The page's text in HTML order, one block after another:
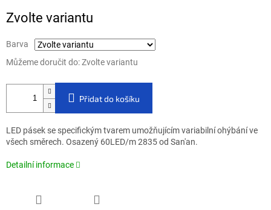
Zvolte variantu
Barva
Můžeme doručit do:Zvolte variantu
Přidat do košíku
LED pásek se specifickým tvarem umožňujícím variabilní ohýbání ve
všech směrech. Osazený 60LED/m 2835 od San'an.
Detailní informace